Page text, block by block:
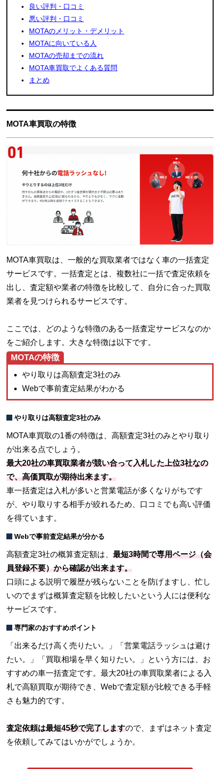
良い評判・口コミ
悪い評判・口コミ
MOTAのメリット・デメリット
MOTAに向いている人
MOTAの売却までの流れ
MOTA車買取でよくある質問
まとめ
MOTA車買取の特徴
MOTA車買取は、一般的な買取業者ではなく車の一括査定
サービスです。一括査定とは、複数社に一括で査定依頼を
出し、査定額や業者の特徴を比較して、自分に合った買取
業者を見つけられるサービスです。
ここでは、どのような特徴のある一括査定サービスなのか
をご紹介します。大きな特徴は以下です。
MOTAの特徴
やり取りは高額査定3社のみ
Webで事前査定結果がわかる
やり取りは高額査定3社のみ
MOTA車買取の1番の特徴は、高額査定3社のみとやり取り
が出来る点でしょう。
最大20社の車買取業者が競い合って入札した上位3社なの
で、高価買取が期待出来ます。
車一括査定は入札が多いと営業電話が多くなりがちです
が、やり取りする相手が絞れるため、口コミでも高い評価
を得ています。
Webで事前査定結果が分かる
高額査定3社の概算査定額は、 最短3時間で専用ページ（会
員登録不要）から確認が出来ます。
口頭による説明で履歴が残らないことを防げますし、忙し
いのでまずは概算査定額を比較したいという人には便利な
サービスです。
専門家のおすすめポイント
「出来るだけ高く売りたい。」「営業電話ラッシュは避け
たい。」「買取相場を早く知りたい。」という方には、お
すすめの車一括査定です。最大20社の車買取業者による入
札で高額買取が期待でき、Webで査定額が比較できる手軽
さも魅力的です。
査定依頼は最短45秒で完了しますので、まずはネット査定
を依頼してみてはいかがでしょうか。